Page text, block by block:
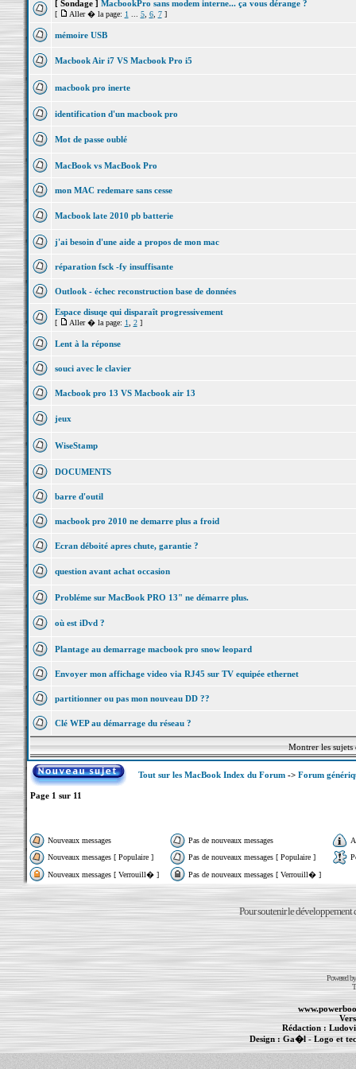
[ Sondage ] MacbookPro sans modem interne... ça vous dérange ?
[ Aller � la page: 1 5, 6, 7]
mémoire USB
Macbook Air i7 VS Macbook Pro i5
macbook pro inerte
identification d'un macbook pro
Mot de passe oublé
MacBook vs MacBook Pro
mon MAC redemare sans cesse
Macbook late 2010 pb batterie
j'ai besoin d'une aide a propos de mon mac
réparation fsck -fy insuffisante
Outlook - échec reconstruction base de données
Espace disuqe qui disparaît progressivement
[ Aller � la page: 1 2]
Lent à la réponse
souci avec le clavier
Macbook pro 13 VS Macbook air 13
jeux
WiseStamp
DOCUMENTS
barre d'outil
macbook pro 2010 ne demarre plus a froid
Ecran déboité apres chute, garantie ?
question avant achat occasion
Probléme sur MacBook PRO 13" ne démarre plus.
où est iDvd ?
Plantage au demarrage macbook pro snow leopard
Envoyer mon affichage video via RJ45 sur TV equipée ethernet
partitionner ou pas mon nouveau DD ??
Clé WEP au démarrage du réseau ?
Montrer les
Tout sur les MacBook Index du Forum-> Forum
Page 1 sur 11
Nouveaux messages Pas de nouveaux messages
Nouveaux messages [ Populaire ]
Pas de nouveaux messages [ Populaire ]
Nouveaux messages [ Verrouill� ]
Pas de nouveaux messages [ Verrouill� ]
Pour soutenir le développement
Powered
Rédaction :
Design : Ga�l- Logo et
Informations : PowerBook - MacBook Pro